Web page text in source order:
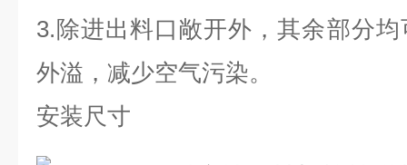
3.除进出料口敞开外，其余部分
外溢，减少空气污染。
安装尺寸